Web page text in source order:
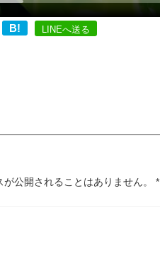
B! LINEへ送る
が公開されることはありません。 *